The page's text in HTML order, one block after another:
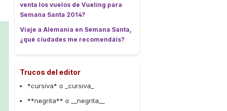
venta los vuelos de Vueling para
Semana Santa 2014?
Viaje a Alemania en Semana Santa,
¿qué ciudades me recomendáis?
Trucos del editor
*cursiva* o _cursiva_
**negrita** o __negrita__